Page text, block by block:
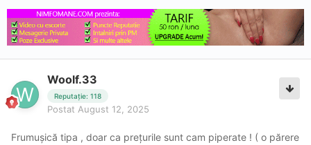
Woolf.33
Reputație: 118
Postat August 12, 2025
Frumușică tipa , doar ca prețurile sunt cam piperate ! ( o părere